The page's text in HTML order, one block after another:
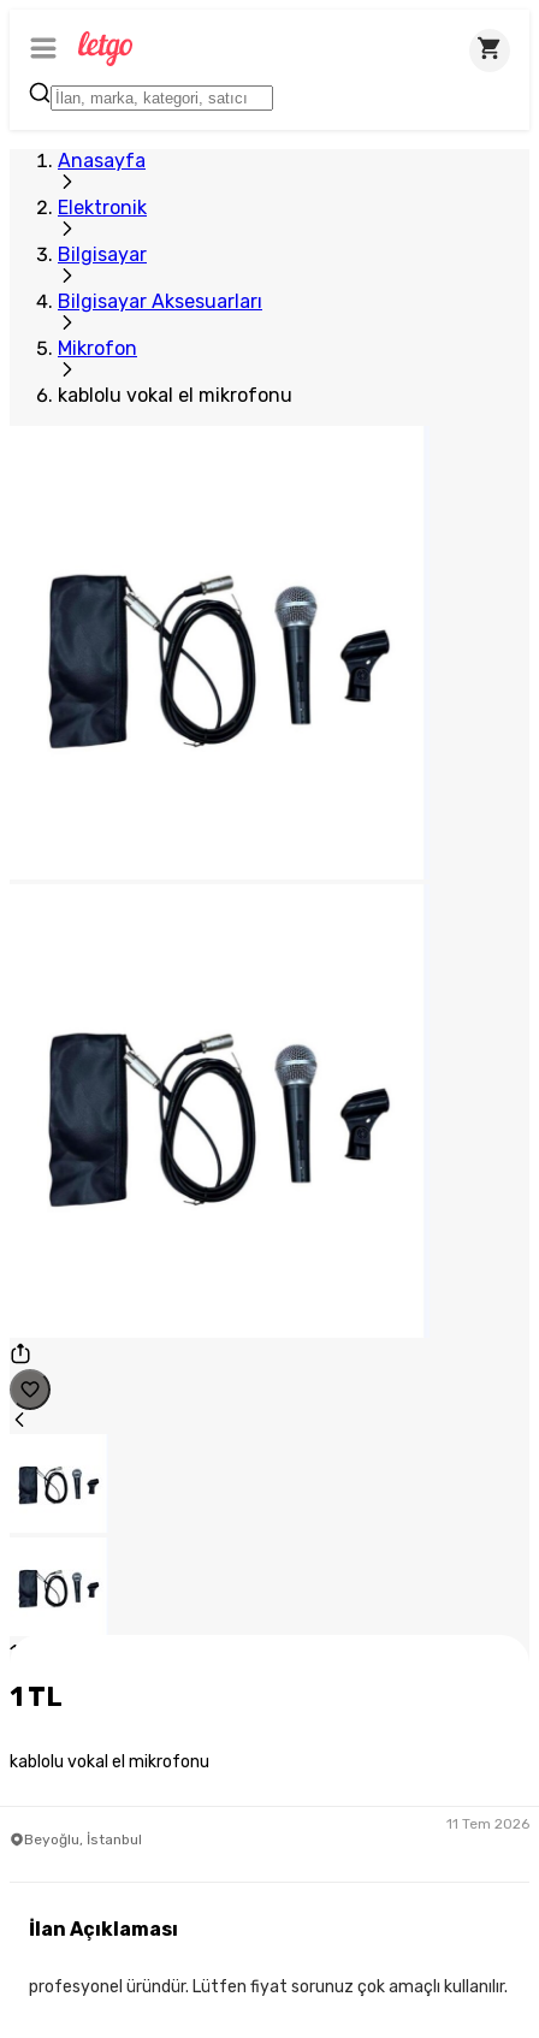
Anasayfa
Elektronik
Bilgisayar
Bilgisayar Aksesuarları
Mikrofon
kablolu vokal el mikrofonu
1
1 TL
kablolu vokal el mikrofonu
Beyoğlu, İstanbul
11 Tem 2026
İlan Açıklaması
profesyonel üründür. Lütfen fiyat sorunuz çok amaçlı kullanılır.